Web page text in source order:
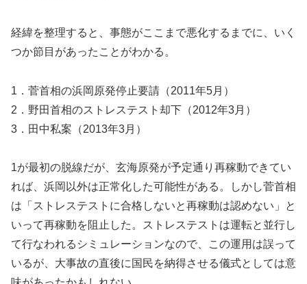
経緯を整理すると、事態がここまで悪化するまでに、いく
つか節目があったことがわかる。
1．菅首相の浜岡原発停止要請（2011年5月）
2．野田首相のストレステスト却下（2012年3月）
3．田中私案（2013年3月）
1が最初の脱線だが、玄海原発が予定通り再稼動できてい
れば、浜岡以外は正常化した可能性がある。しかし菅首相
は「ストレステストに合格しないと再稼動は認めない」と
いって再稼動を阻止した。ストレステストは運転と並行し
て行なわれるシミュレーションなので、この運用は誤って
いるが、大事故の直後に国民を納得させる儀式としては意